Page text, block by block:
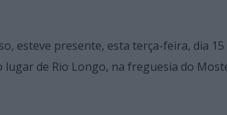
esteve presente, esta terça-feira, dia 15
lugar de Rio Longo, na freguesia do